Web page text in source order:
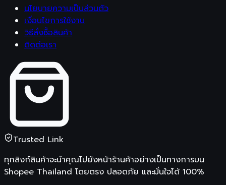
นโยบายความเป็นส่วนตัว
เงื่อนไขการใช้งาน
วิธีสั่งซื้อสินค้า
ติดต่อเรา
Trusted Link
ทุกลิงก์สินค้าจะนำคุณไปยังหน้าร้านค้าอย่างเป็นทางการบน
Shopee Thailand โดยตรง ปลอดภัย และมั่นใจได้ 100%